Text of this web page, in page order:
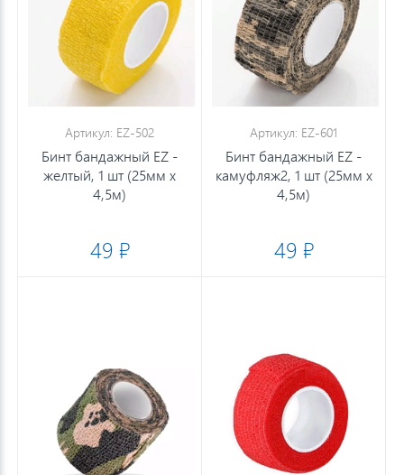
Артикул: EZ-502
Бинт бандажный EZ -
желтый, 1 шт (25мм х
4,5м)
49 ₽
Артикул: EZ-601
Бинт бандажный EZ -
камуфляж2, 1 шт (25мм х
4,5м)
49 ₽